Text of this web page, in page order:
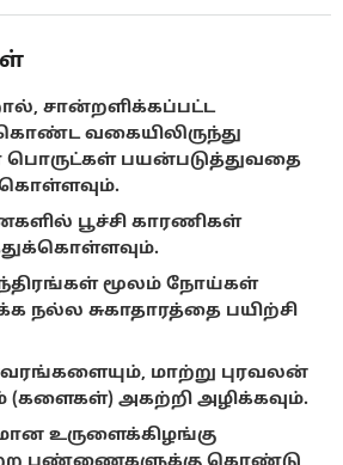
சான்றளிக்கப்பட்ட
கொண்ட வகையிலிருந்து
பொருட்கள் பயன்படுத்துவதை
பூச்சி காரணிகள்
மூலம் நோய்கள்
நல்ல சுகாதாரத்தை பயிற்சி
மாற்று புரவலன்
அகற்றி அழிக்கவும்.
உருளைக்கிழங்கு
பண்ணைகளுக்கு கொண்டு